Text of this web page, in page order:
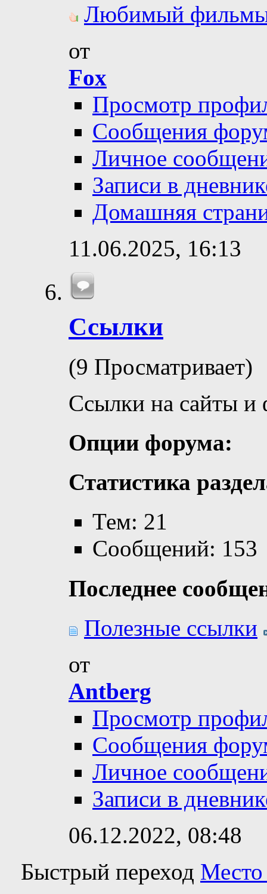
Любимый фильмы
от
Fox
Просмотр
Сообщения
Личное
Записи в
Домашняя
11.06.2025, 16:13
Ссылки
(9 Просматривает)
Ссылки на сайты и
Опции форума:
Статистика
Тем: 21
Сообщений: 153
Последнее
Полезные ссылки
от
Antberg
Просмотр
Сообщения
Личное
Записи в
06.12.2022, 08:48
Быстрый переход Место